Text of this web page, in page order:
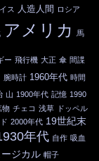
ス 人造人間 ロシア
アメリカ 馬
ー 飛行機 大正 傘 間諜
腕時計 1960年代 時間
山 1900年代 記憶 1990
物 チェコ 浅草
ドッペル
2000年代 19世紀末
年代 自作 吸血
ージカル 帽子